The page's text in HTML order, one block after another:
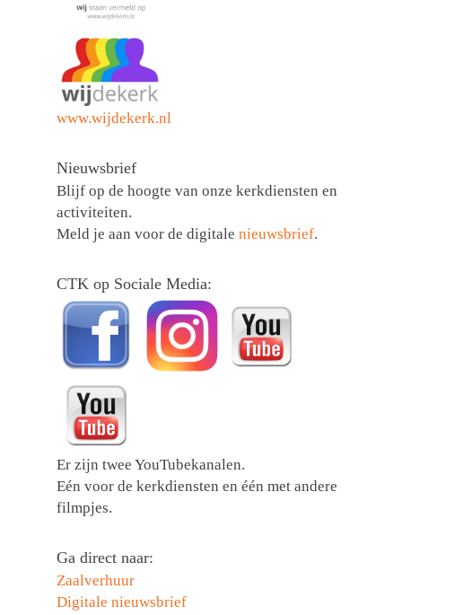
www.wijdekerk.nl
Nieuwsbrief
Blijf op de hoogte van onze kerkdiensten en
activiteiten.
Meld je aan voor de digitalenieuwsbrief.
CTK op Sociale Media:
Er zijn twee YouTubekanalen.
Eén voor de kerkdiensten en één met andere
filmpjes.
Ga direct naar:
Zaalverhuur
Digitale nieuwsbrief